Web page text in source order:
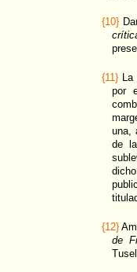
{10}
{11}
por
una,
de
{12}
de